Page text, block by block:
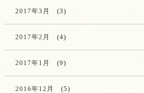
2017年3月 (3)
2017年2月 (4)
2017年1月 (9)
2016年12月 (5)